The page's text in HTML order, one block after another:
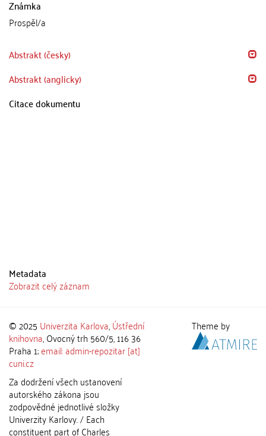
Známka
Prospěl/a
Abstrakt (česky)
Abstrakt (anglicky)
Citace dokumentu
Metadata
Zobrazit celý záznam
© 2025 Univerzita Karlova,Ústřední
knihovna, Ovocný trh 560/5, 116 36
Praha 1;email: admin-repozitar [at]
cuni.cz
Za dodržení všech ustanovení
autorského zákona jsou
zodpovědné jednotlivé složky
Univerzity Karlovy. / Each
constituent part of Charles
Theme by